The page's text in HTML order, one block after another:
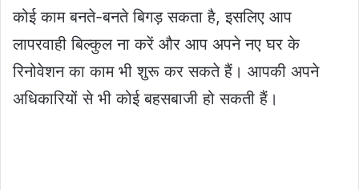
कोई काम बनते-बनते बिगड़ सकता है, इसलिए आप
लापरवाही बिल्कुल ना करें और आप अपने नए घर के
रिनोवेशन का काम भी शुरू कर सकते हैं। आपकी अपने
अधिकारियों से भी कोई बहसबाजी हो सकती हैं।